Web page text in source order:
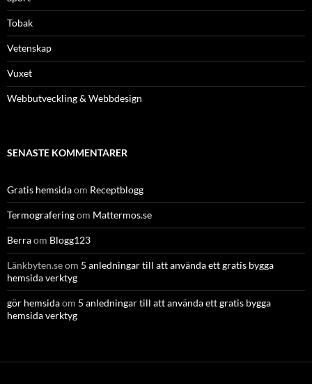
Tobak
Vetenskap
Vuxet
Webbutveckling & Webbdesign
SENASTE KOMMENTARER
Gratis hemsidaom Receptblogg
Termograferingom Mattermos.se
Berraom Blogg123
Länkbyten.seom 5 anledningar till att använda ett gratis bygga
hemsida verktyg
gör hemsidaom 5 anledningar till att använda ett gratis bygga
hemsida verktyg